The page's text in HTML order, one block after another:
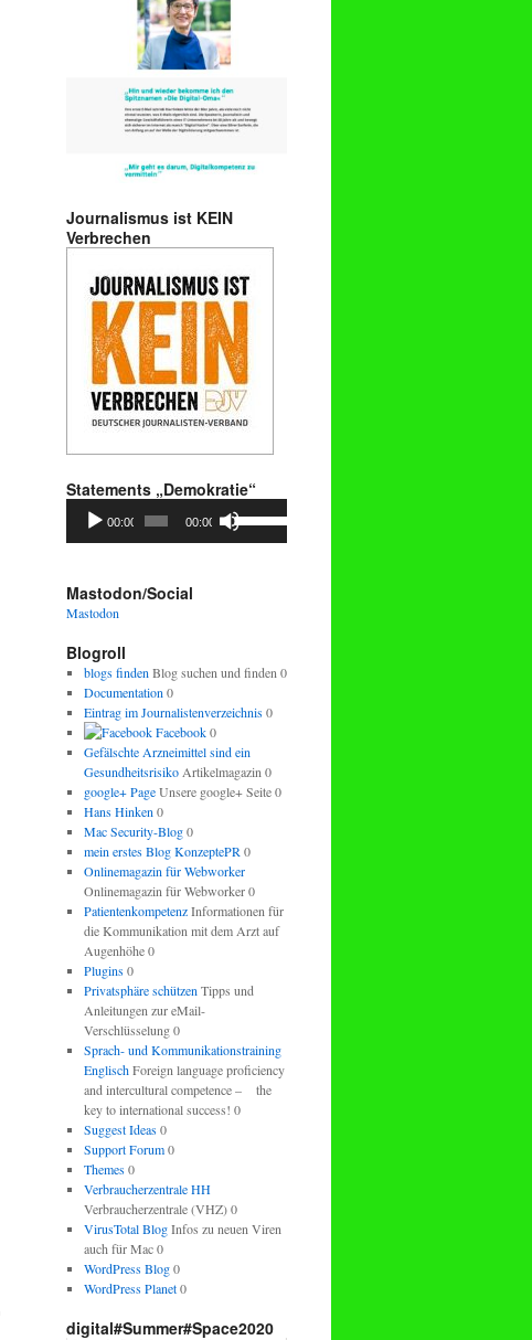
Journalismus ist KEIN
Verbrechen
Statements „Demokratie“
Audio-
Player
00:00 00:00
Hoch/Runter
benutzen,
Mastodon/Social
Mastodon
Blogroll
blogs finden Blog suchen und finden 0
Documentation 0
Eintrag im Journalistenverzeichnis0
Facebook0
Gefälschte Arzneimittel sind ein
GesundheitsrisikoArtikelmagazin 0
google+ PageUnsere google+ Seite 0
Hans Hinken 0
Mac Security-Blog0
mein erstes Blog KonzeptePR 0
Onlinemagazin für Webworker
Onlinemagazin für Webworker 0
PatientenkompetenzInformationen für
die Kommunikation mit dem Arzt auf
Augenhöhe 0
Plugins0
Privatsphäre schützen Tipps und
Anleitungen zur eMail-
Verschlüsselung 0
Sprach- und Kommunikationstraining
EnglischForeign language proficiency
and intercultural competence – the
key to international success! 0
Suggest Ideas0
Support Forum0
Themes0
Verbraucherzentrale HH
Verbraucherzentrale (VHZ) 0
VirusTotal BlogInfos zu neuen Viren
auch für Mac 0
WordPress Blog0
WordPress Planet0
digital#Summer#Space2020